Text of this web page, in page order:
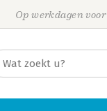
Op werkdagen